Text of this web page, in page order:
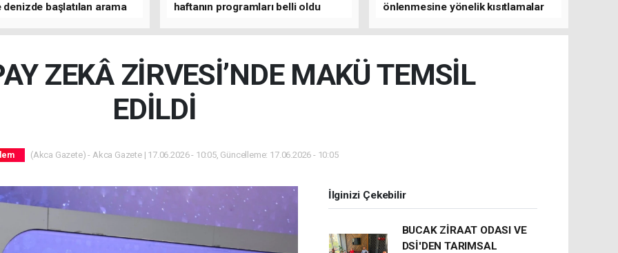
başlatılan arama
haftanın programları belli oldu
önlenmesine yönelik kısıtlamalar
ZEKÂ ZİRVESİ’NDE MAKÜ TEMSİL
EDİLDİ
(Akca Gazete) - Akca Gazete | 17.06.2026 - 10:05, Güncelleme: 17.06.2026 - 10:05
İlginizi Çekebilir
BUCAK ZİRAAT ODASI VE
DSİ'DEN TARIMSAL